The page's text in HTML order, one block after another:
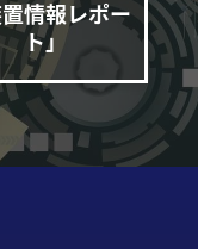
置情報レポー
ト」